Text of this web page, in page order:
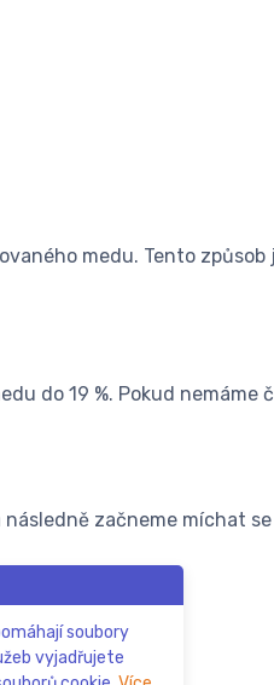
medu. Tento
do 19 %. Pokud nemáme
začneme míchat
na typu medu).
soubory
vyjadřujete